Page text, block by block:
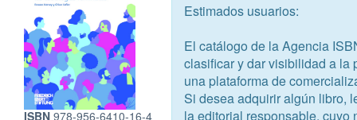
ISBN 978-956-6410-16-4
Estimados usuarios:
El catálogo de la Agencia
clasificar y dar visibilidad a la
una plataforma de
Si desea adquirir algún libro,
la editorial responsable, cuyo